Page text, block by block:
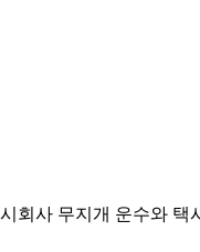
회사 무지개 운수와